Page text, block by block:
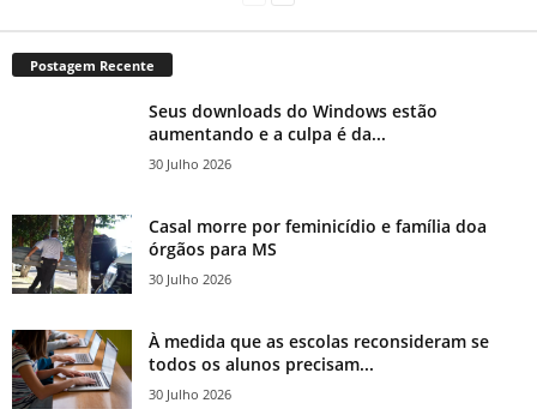
Postagem Recente
Seus downloads do Windows estão
aumentando e a culpa é da...
30 Julho 2026
Casal morre por feminicídio e família doa
órgãos para MS
30 Julho 2026
À medida que as escolas reconsideram se
todos os alunos precisam...
30 Julho 2026